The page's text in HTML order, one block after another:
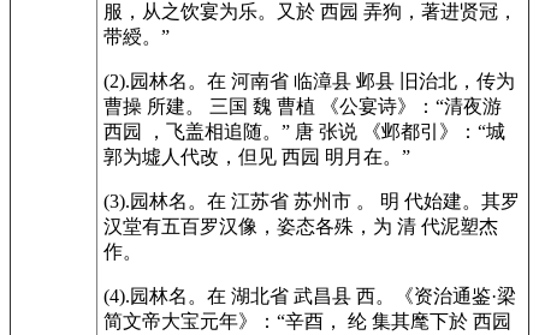
服，从之饮宴为乐。又於 西园 弄狗，著进贤冠，
带綬。”
(2).园林名。在 河南省 临漳县 邺县 旧治北，传为
曹操 所建。 三国 魏 曹植 《公宴诗》：“清夜游
西园 ，飞盖相追随。” 唐 张说 《邺都引》：“城
郭为墟人代改，但见 西园 明月在。”
(3).园林名。在 江苏省 苏州市 。 明 代始建。其罗
汉堂有五百罗汉像，姿态各殊，为 清 代泥塑杰
作。
(4).园林名。在 湖北省 武昌县 西。《资治通鉴·梁
简文帝大宝元年》：“辛酉， 纶 集其麾下於 西园